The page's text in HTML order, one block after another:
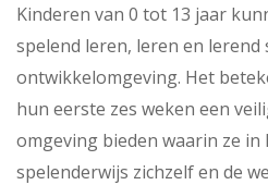
Kinderen van 0 tot 13 jaar
spelend leren, leren en lerend
ontwikkelomgeving. Het
hun eerste zes weken een
omgeving bieden waarin ze
spelenderwijs zichzelf en de